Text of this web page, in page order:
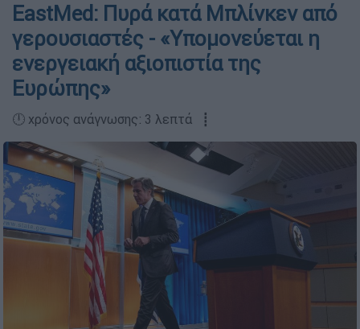
EastMed: Πυρά κατά Μπλίνκεν από
γερουσιαστές - «Υπομονεύεται η
ενεργειακή αξιοπιστία της
Ευρώπης»
🕛 χρόνος ανάγνωσης: 3 λεπτά ┋